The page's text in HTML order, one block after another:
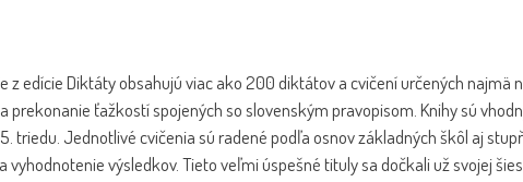
z edície Diktáty obsahujú viac ako 200 diktátov a cvičení určených najmä
prekonanie ťažkostí spojených so slovenským pravopisom. Knihy sú
triedu. Jednotlivé cvičenia sú radené podľa osnov základných škôl aj
vyhodnotenie výsledkov. Tieto veľmi úspešné tituly sa dočkali už svojej